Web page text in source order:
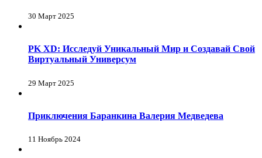
30 Март 2025
PK XD: Исследуй Уникальный Мир и Создавай Свой
Виртуальный Универсум
29 Март 2025
Приключения Баранкина Валерия Медведева
11 Ноябрь 2024